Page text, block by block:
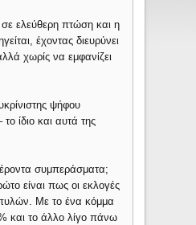
ελεύθερη πτώση και η
έχοντας διευρύνει
χωρίς να εμφανίζει
ψήφου
ίδιο και αυτά της
συμπεράσματα;
είναι πως οι εκλογές
Με το ένα κόμμα
και το άλλο λίγο πάνω